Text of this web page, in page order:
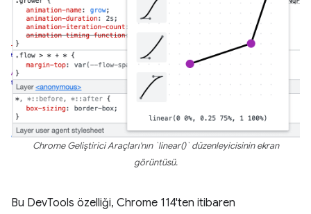
Chrome Geliştirici Araçları'nın `linear()` düzenleyicisinin ekran
görüntüsü.
Bu DevTools özelliği, Chrome 114'ten itibaren